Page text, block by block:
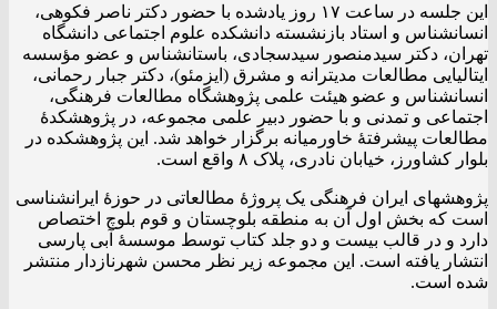
این جلسه در ساعت ۱۷ روز یادشده با حضور دکتر ناصر فکوهی،
انسانشناس و استاد بازنشسته دانشکده علوم اجتماعی دانشگاه
تهران، دکتر سیدمنصور سیدسجادی، باستانشناس و عضو مؤسسه
ایتالیایی مطالعات مدیترانه و مشرق (ایزمئو)، دکتر جبار رحمانی،
انسانشناس و عضو هیئت علمی پژوهشگاه مطالعات فرهنگی،
اجتماعی و تمدنی و با حضور دبیر علمی مجموعه، در پژوهشکدۀ
مطالعات پیشرفتۀ خاورمیانه برگزار خواهد شد. این پژوهشکده در
بلوار کشاورز، خیابان نادری، پلاک ۸ واقع است.
پژوهشهای ایران فرهنگی یک پروژهٔ مطالعاتی در حوزۀ ایرانشناسی
است که بخش اول آن به منطقه بلوچستان و قوم بلوچ اختصاص
دارد و در قالب بیست و دو جلد کتاب توسط موسسۀ آبی پارسی
انتشار یافته است. این مجموعه زیر نظر محسن شهرنازدار منتشر
شده است.